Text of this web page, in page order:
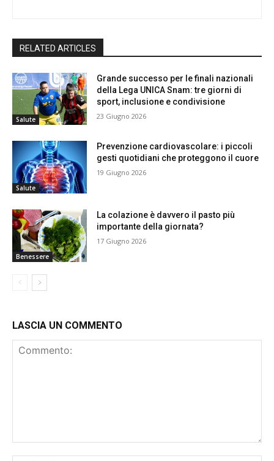
RELATED ARTICLES
Salute
Grande successo per le finali nazionali
della Lega UNICA Snam: tre giorni di
sport, inclusione e condivisione
23 Giugno 2026
Salute
Prevenzione cardiovascolare: i piccoli
gesti quotidiani che proteggono il cuore
19 Giugno 2026
Benessere
La colazione è davvero il pasto più
importante della giornata?
17 Giugno 2026
LASCIA UN COMMENTO